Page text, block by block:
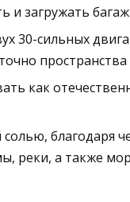
и загружать багаж
30-сильных
как
благодаря
реки, а также